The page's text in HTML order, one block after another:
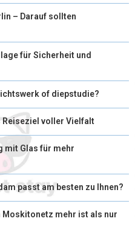
– Darauf sollten
für Sicherheit und
of diepstudie?
Reiseziel voller Vielfalt
mit Glas für mehr
passt am besten zu Ihnen?
Moskitonetz mehr ist als nur